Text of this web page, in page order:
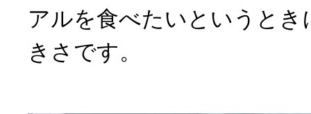
アルを食べたいというと
きさです。